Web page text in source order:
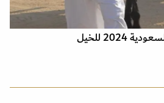
للخيل